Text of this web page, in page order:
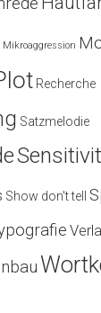
Mikroaggression
Recherche
Satzmelodie
Show don't tell